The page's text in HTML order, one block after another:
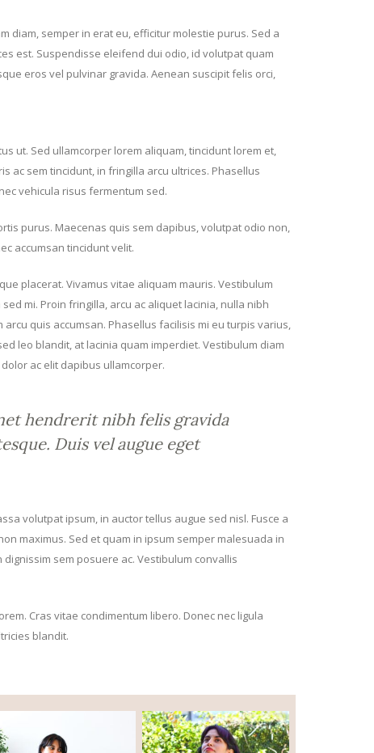
diam, semper in erat eu, efficitur molestie purus. Sed a
est. Suspendisse eleifend dui odio, id volutpat quam
eros vel pulvinar gravida. Aenean suscipit felis orci,
ut. Sed ullamcorper lorem aliquam, tincidunt lorem et,
ac sem tincidunt, in fringilla arcu ultrices. Phasellus
vehicula risus fermentum sed.
purus. Maecenas quis sem dapibus, volutpat odio non,
accumsan tincidunt velit.
placerat. Vivamus vitae aliquam mauris. Vestibulum
mi. Proin fringilla, arcu ac aliquet lacinia, nulla nibh
quis accumsan. Phasellus facilisis mi eu turpis varius,
leo blandit, at lacinia quam imperdiet. Vestibulum diam
ac elit dapibus ullamcorper.
hendrerit nibh felis gravida
Duis vel augue eget
volutpat ipsum, in auctor tellus augue sed nisl. Fusce a
maximus. Sed et quam in ipsum semper malesuada in
sem posuere ac. Vestibulum convallis
Cras vitae condimentum libero. Donec nec ligula
blandit.